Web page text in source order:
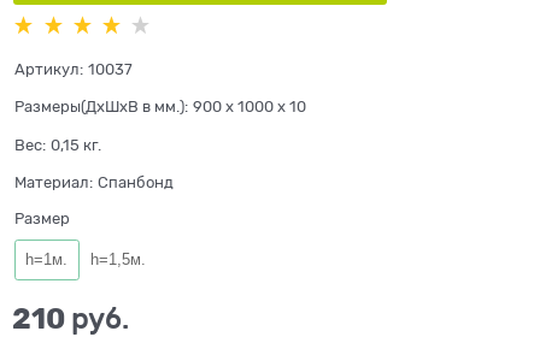
Артикул: 10037
Размеры(ДхШхВ в мм.): 900 x 1000 x 10
Вес: 0,15 кг.
Материал: Спанбонд
Размер
h=1м. h=1,5м.
210 руб.